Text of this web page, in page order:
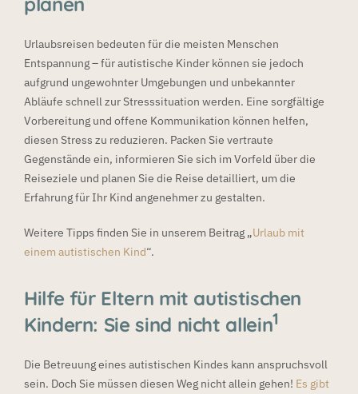
Urlaubsreisen bedeuten für die meisten Menschen
Entspannung – für autistische Kinder können sie jedoch
aufgrund ungewohnter Umgebungen und unbekannter
Abläufe schnell zur Stresssituation werden. Eine sorgfältige
Vorbereitung und offene Kommunikation können helfen,
diesen Stress zu reduzieren. Packen Sie vertraute
Gegenstände ein, informieren Sie sich im Vorfeld über die
Reiseziele und planen Sie die Reise detailliert, um die
Erfahrung für Ihr Kind angenehmer zu gestalten.
Weitere Tipps finden Sie in unserem Beitrag „Urlaub mit
einem autistischen Kind“.
Hilfe für Eltern mit autistischen
Kindern: Sie sind nicht allein1
Die Betreuung eines autistischen Kindes kann anspruchsvoll
sein. Doch Sie müssen diesen Weg nicht allein gehen! Es gibt